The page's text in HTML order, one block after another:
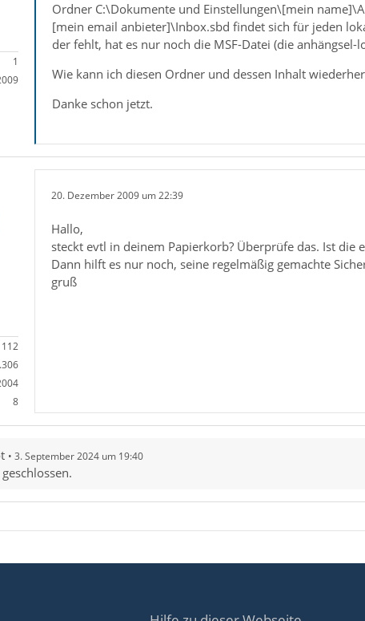
1
Ordner C:\Dokumente und Einstellungen\[mein
[mein email anbieter]\Inbox.sbd findet sich für jeden
der fehlt, hat es nur noch die MSF-Datei (die anhängsel-
Wie kann ich diesen Ordner und dessen Inhalt
Danke schon jetzt.
112
8
20. Dezember 2009 um 22:39
Hallo,
steckt evtl in deinem Papierkorb? Überprüfe das. Ist
Dann hilft es nur noch, seine regelmäßig gemachte
gruß
3. September 2024 um 19:40